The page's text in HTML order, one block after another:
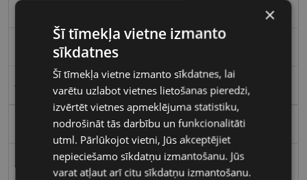
51-20
gld/l.grey
Apaļas / Ovālas
×
Šī tīmekļa vietne izmanto
sīkdatnes
Šī tīmekļa vietne izmanto sīkdatnes, lai
varētu uzlabot vietnes lietošanas pieredzi,
izvērtēt vietnes apmeklējuma statistiku,
nodrošināt tās darbību un funkcionalitāti
utml. Pārlūkojot vietni, Jūs akceptējiet
nepieciešamo sīkdatņu izmantošanu. Jūs
varat atļaut arī citu sīkdatņu izmantošanu.